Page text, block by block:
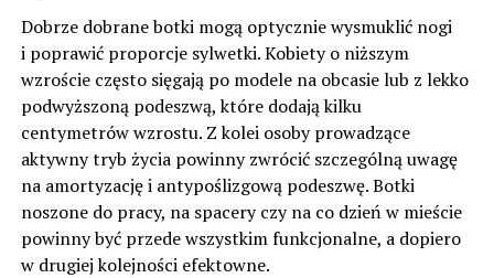
Dobrze dobrane botki mogą optycznie wysmuklić nogi
i poprawić proporcje sylwetki. Kobiety o niższym
wzroście często sięgają po modele na obcasie lub z lekko
podwyższoną podeszwą, które dodają kilku
centymetrów wzrostu. Z kolei osoby prowadzące
aktywny tryb życia powinny zwrócić szczególną uwagę
na amortyzację i antypoślizgową podeszwę. Botki
noszone do pracy, na spacery czy na co dzień w mieście
powinny być przede wszystkim funkcjonalne, a dopiero
w drugiej kolejności efektowne.